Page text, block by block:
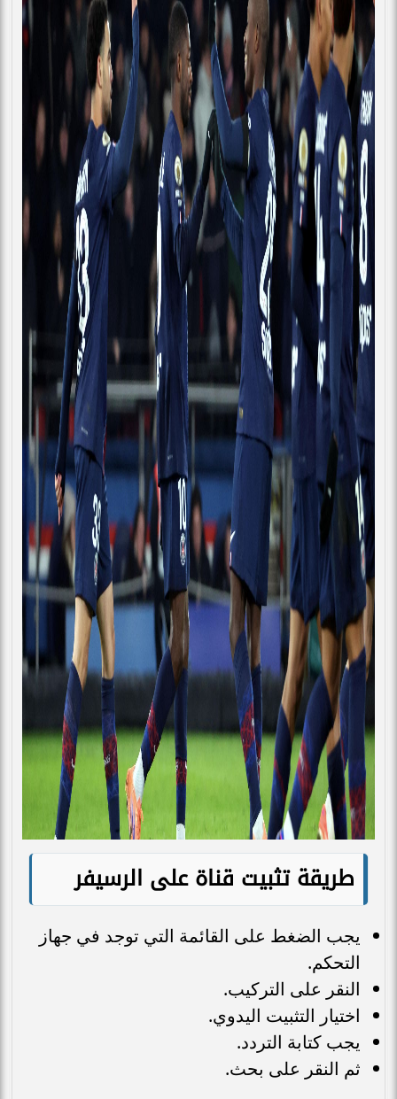
طريقة تثبيت قناة على الرسيفر
يجب الضغط على القائمة التي توجد في جهاز
التحكم.
النقر على التركيب.
اختيار التثبيت اليدوي.
يجب كتابة التردد.
ثم النقر على بحث.